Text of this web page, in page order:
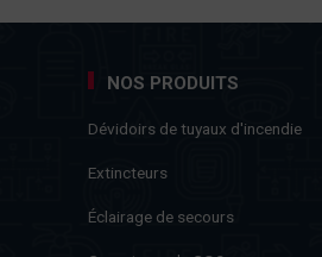
NOS PRODUITS
Dévidoirs de tuyaux d'incendie
Extincteurs
Éclairage de secours